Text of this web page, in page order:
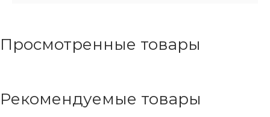
Просмотренные товары
Рекомендуемые товары